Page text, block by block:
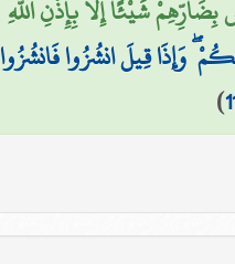
شَيْئًا إِلَّا بِإِذْنِ اللَّهِ
وَإِذَا قِيلَ انشُزُوا فَانشُزُوا
)